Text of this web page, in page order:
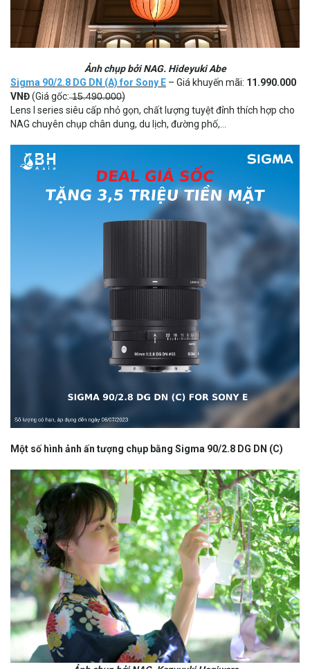
Ảnh chụp bởi NAG. Hideyuki Abe
Sigma 90/2.8 DG DN (A) for Sony E – Giá khuyến mãi: 11.990.000
VNĐ(Giá gốc: ̶1̶̶5̶̶.̶̶4̶̶9̶̶0̶̶.̶̶0̶̶0̶̶0̶)
Lens I series siêu cấp nhỏ gọn, chất lượng tuyệt đỉnh thích hợp cho
NAG chuyên chụp chân dung, du lịch, đường phố,…
Một số hình ảnh ấn tượng chụp bằng Sigma 90/2.8 DG DN (C)